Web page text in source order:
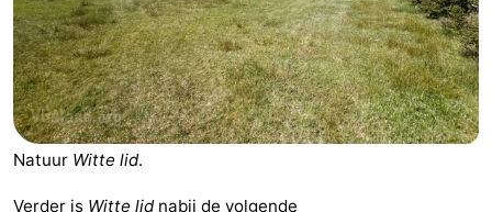
Appartementen
-
Vlieduyn
Campings
Hotels
Natuur Witte lid.
Verder is Witte lidnabij de volgende